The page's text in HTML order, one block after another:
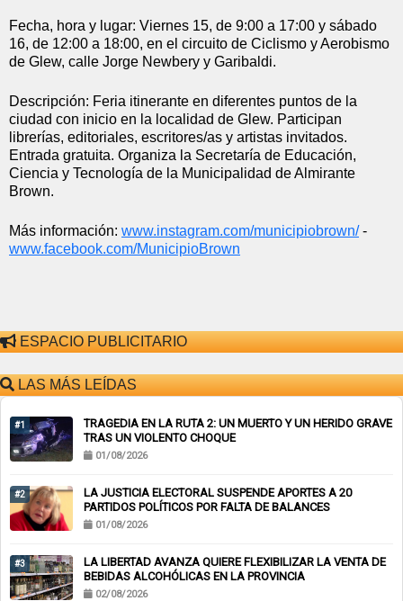
Fecha, hora y lugar: Viernes 15, de 9:00 a 17:00 y sábado
16, de 12:00 a 18:00, en el circuito de Ciclismo y Aerobismo
de Glew, calle Jorge Newbery y Garibaldi.
Descripción: Feria itinerante en diferentes puntos de la
ciudad con inicio en la localidad de Glew. Participan
librerías, editoriales, escritores/as y artistas invitados.
Entrada gratuita. Organiza la Secretaría de Educación,
Ciencia y Tecnología de la Municipalidad de Almirante
Brown.
Más información: www.instagram.com/municipiobrown/
www.facebook.com/MunicipioBrown
ESPACIO PUBLICITARIO
LAS MÁS LEÍDAS
#1
TRAGEDIA EN LA RUTA 2: UN MUERTO Y UN HERIDO GRAVE
TRAS UN VIOLENTO CHOQUE
01/08/2026
#2
LA JUSTICIA ELECTORAL SUSPENDE APORTES A 20
PARTIDOS POLÍTICOS POR FALTA DE BALANCES
01/08/2026
#3
LA LIBERTAD AVANZA QUIERE FLEXIBILIZAR LA VENTA DE
BEBIDAS ALCOHÓLICAS EN LA PROVINCIA
02/08/2026